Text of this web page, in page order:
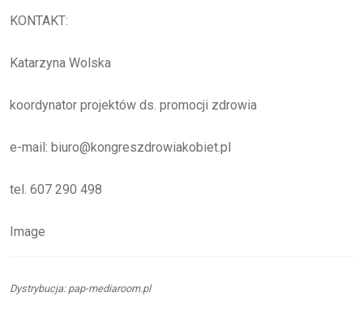
KONTAKT:
Katarzyna Wolska
koordynator projektów ds. promocji zdrowia
e-mail: biuro@kongreszdrowiakobiet.pl
tel. 607 290 498
Image
Dystrybucja: pap-mediaroom.pl